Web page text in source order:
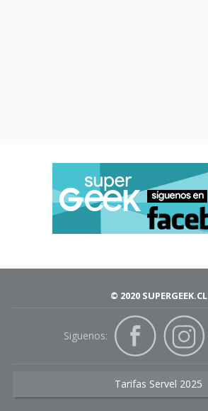
© 2020 SUPERGEEK.CL
Siguenos:
Tarifas Servel 2025